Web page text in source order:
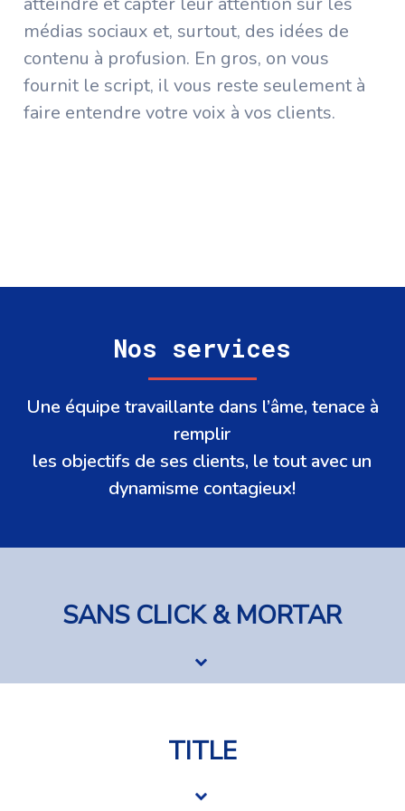
médias sociaux et, surtout, des idées de
contenu à profusion. En gros, on vous
fournit le script, il vous reste seulement à
faire entendre votre voix à vos clients.
Nos services
Une équipe travaillante dans l’âme, tenace à
remplir
les objectifs de ses clients, le tout avec un
dynamisme contagieux!
SANS CLICK & MORTAR
compétiteurs sur Facebook sans arrêt.
TITLE